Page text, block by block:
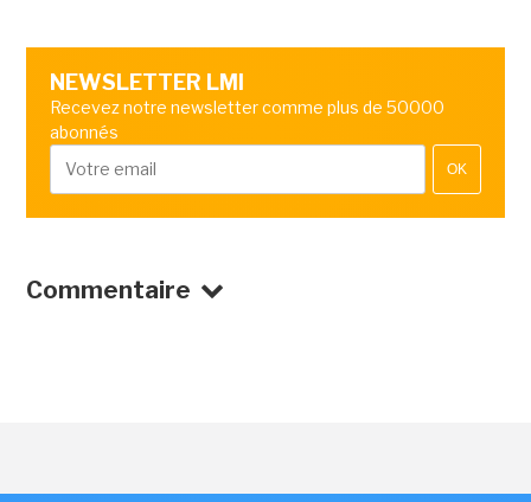
NEWSLETTER LMI
Recevez notre newsletter comme plus de 50000
abonnés
OK
Commentaire